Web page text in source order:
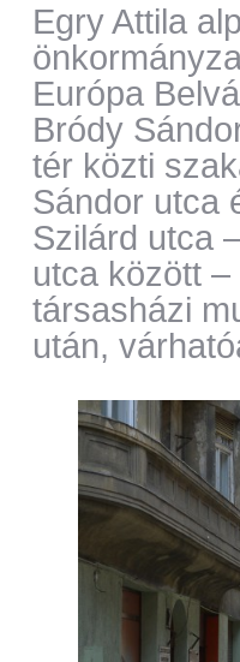
Egry Attila
Európa
Bródy
tér közti
Sándor utca
Szilárd utca
utca között
társasházi
után,